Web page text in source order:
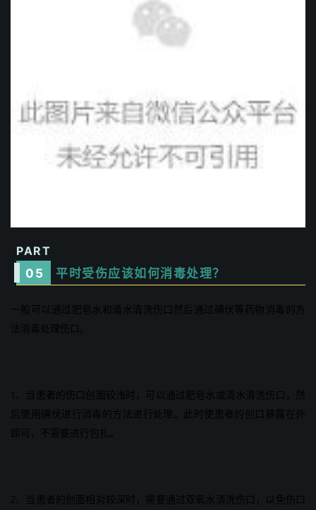
PART
0 5 平时受伤应该如何消毒处理？
一般可以通过肥皂水和清水清洗伤口然后通过碘伏等药物消毒的方
法消毒处理伤口。
1、当患者的伤口创面较浅时，可以通过肥皂水或清水清洗伤口，然
后使用碘伏进行消毒的方法进行处理。此时使患者的创口暴露在外
即可，不需要进行包扎。
2、当患者的创面相对较深时，需要通过双氧水清洗伤口，以免伤口